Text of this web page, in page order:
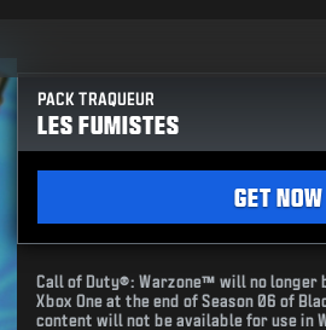
PACK TRAQUEUR
LES FUMISTES
GET NOW
Call of Duty®: Warzone™ will no longer
Xbox One at the end of Season 06 of
content will not be available for use in